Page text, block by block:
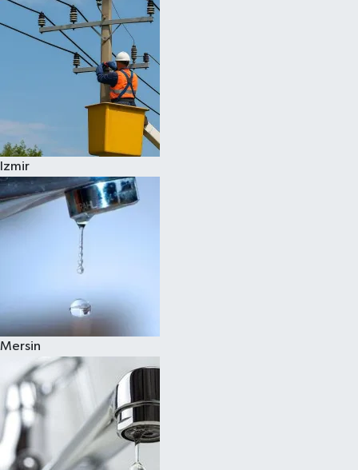
Izmir
Mersin